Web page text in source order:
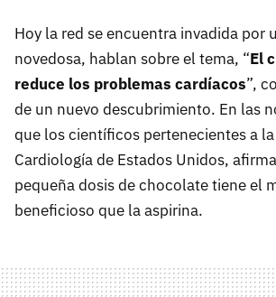
Hoy la red se encuentra invadida por
novedosa, hablan sobre el tema, “El
reduce los problemas cardíacos”,
de un nuevo descubrimiento. En las
que los científicos pertenecientes a
Cardiología de Estados Unidos,
pequeña dosis de chocolate tiene el
beneficioso que la aspirina.